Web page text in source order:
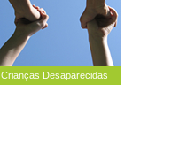
Crianças Desaparecidas